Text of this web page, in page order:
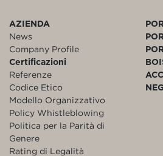
AZIENDA
News
Company Profile
Certificazioni
Referenze
Codice Etico
Modello Organizzativo
Policy Whistleblowing
Politica per la Parità di
Genere
Rating di Legalità